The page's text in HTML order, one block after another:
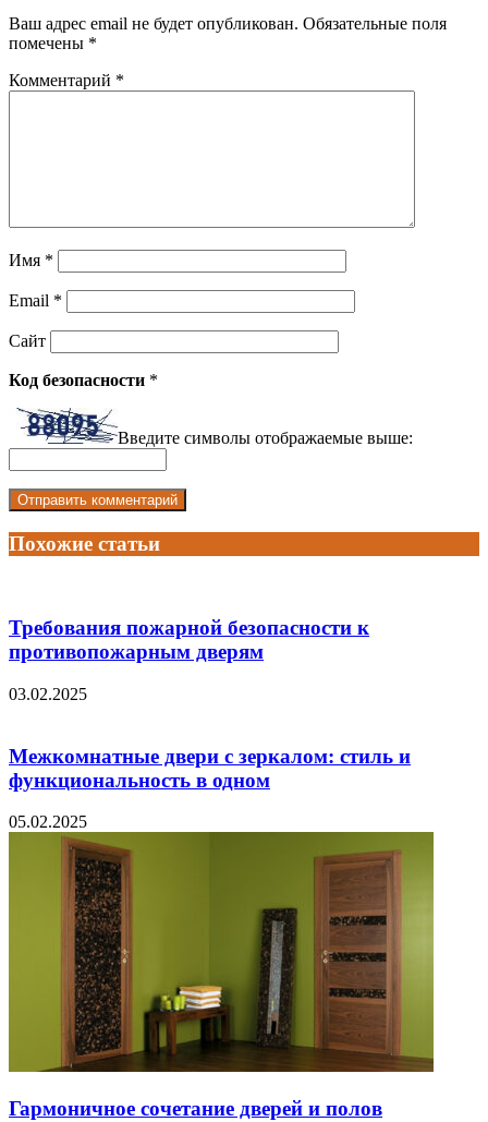
Ваш адрес email не будет опубликован. Обязательные поля
помечены *
Комментарий *
Имя *
Email *
Сайт
Код безопасности *
Введите символы отображаемые выше:
Похожие статьи
Требования пожарной безопасности к
противопожарным дверям
03.02.2025
Межкомнатные двери с зеркалом: стиль и
функциональность в одном
05.02.2025
Гармоничное сочетание дверей и полов